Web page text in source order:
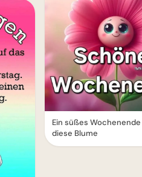
Ein süßes
diese Blume